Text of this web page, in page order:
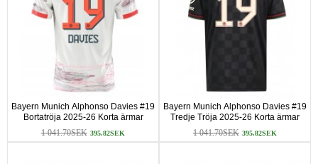
Bayern Munich Alphonso Davies #19
Bortatröja 2025-26 Korta ärmar
1 041.70SEK 395.82SEK
Bayern Munich Alphonso Davies #19
Tredje Tröja 2025-26 Korta ärmar
1 041.70SEK 395.82SEK